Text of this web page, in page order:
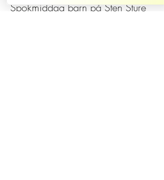
Spökmiddag barn på Sten Sture